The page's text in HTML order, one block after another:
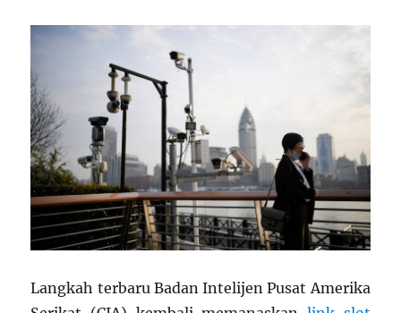
Langkah terbaru Badan Intelijen Pusat Amerika